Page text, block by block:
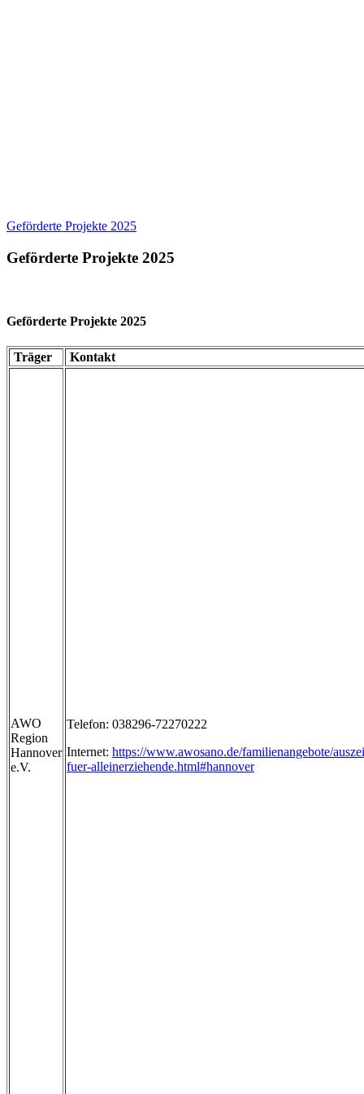
Geförderte Projekte 2025
Geförderte Projekte 2025
Geförderte Projekte 2025
Träger Kontakt
AWO
Region
Hannover
e.V.
Telefon: 038296-72270222
Internet: https://www.awosano.de/familienangebote/
fuer-alleinerziehende.html#hannover